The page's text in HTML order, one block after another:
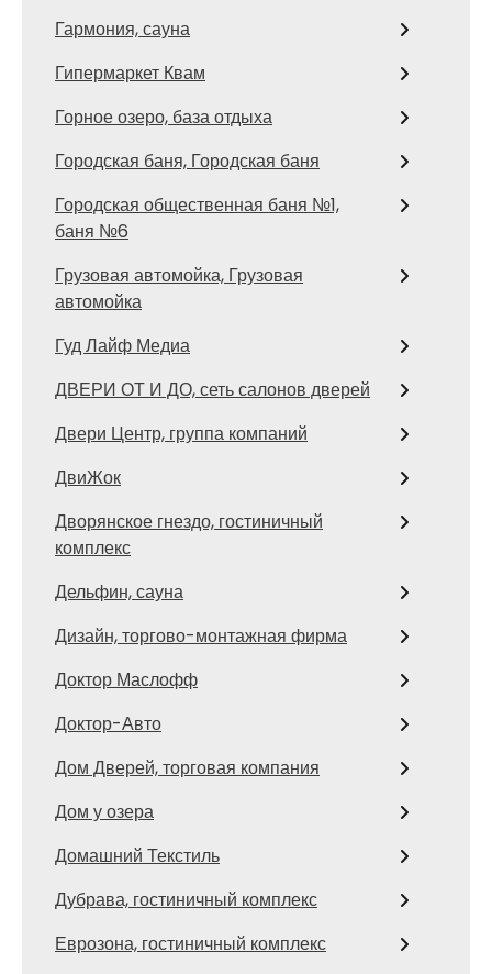
Гармония, сауна
Гипермаркет Квам
Горное озеро, база отдыха
Городская баня, Городская баня
Городская общественная баня №1,
баня №6
Грузовая автомойка, Грузовая
автомойка
Гуд Лайф Медиа
ДВЕРИ ОТ И ДО, сеть салонов дверей
Двери Центр, группа компаний
ДвиЖок
Дворянское гнездо, гостиничный
комплекс
Дельфин, сауна
Дизайн, торгово-монтажная фирма
Доктор Маслофф
Доктор-Авто
Дом Дверей, торговая компания
Дом у озера
Домашний Текстиль
Дубрава, гостиничный комплекс
Еврозона, гостиничный комплекс